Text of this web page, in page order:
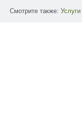
Смотрите также: Услуги